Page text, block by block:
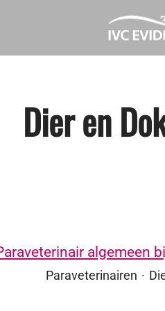
Dier en
algemeen
Paraveterinairen ·